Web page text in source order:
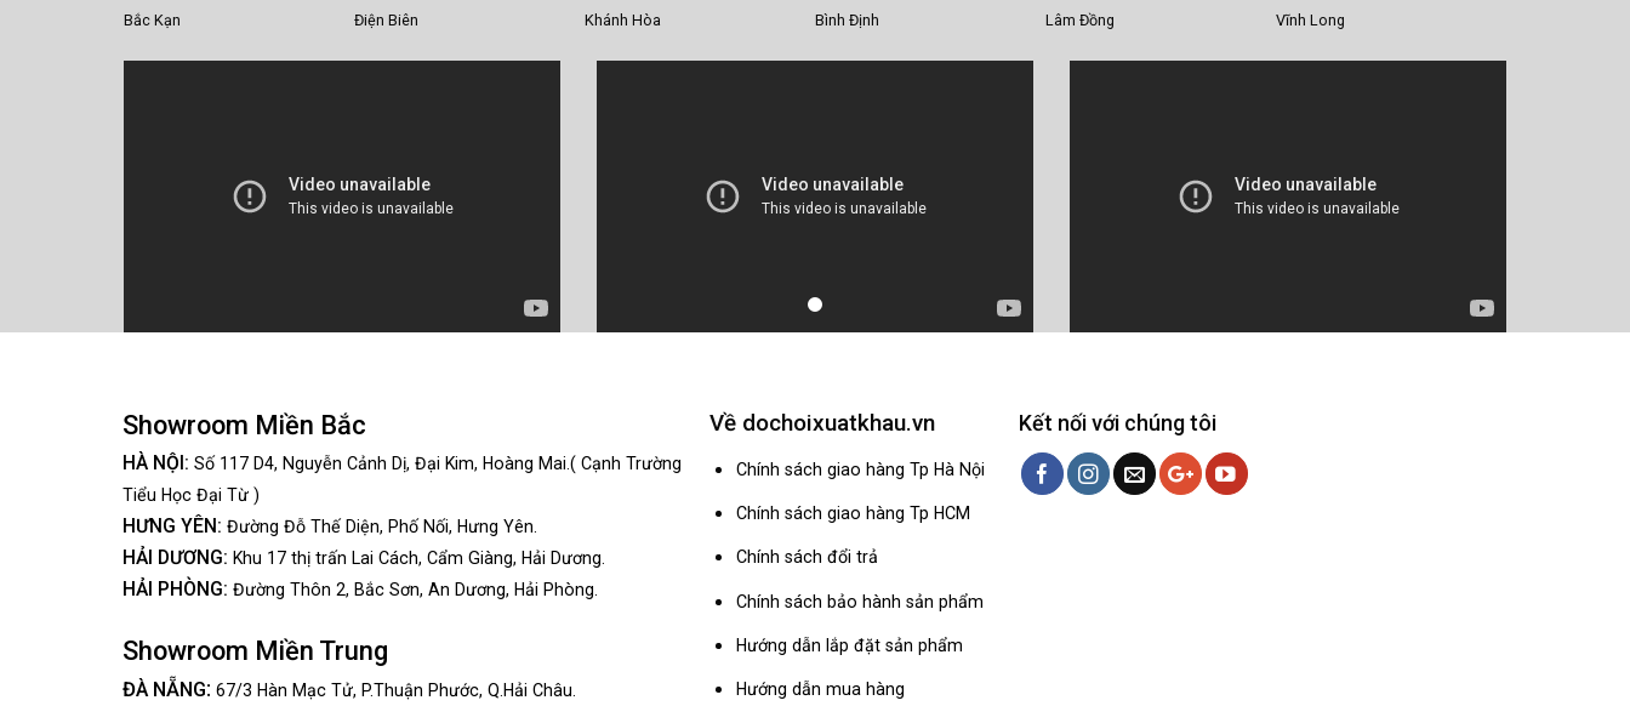
Bắc Kạn
Điện Biên
Khánh Hòa
Bình Định
Lâm Đồng
Vĩnh Long
Showroom Miền Bắc
HÀ NỘI: Số 117 D4, Nguyễn Cảnh Dị, Đại Kim, Hoàng Mai.( Cạnh Trường
Tiểu Học Đại Từ )
HƯNG YÊN: Đường Đỗ Thế Diện, Phố Nối, Hưng Yên.
HẢI DƯƠNG: Khu 17 thị trấn Lai Cách, Cẩm Giàng, Hải Dương.
HẢI PHÒNG: Đường Thôn 2, Bắc Sơn, An Dương, Hải Phòng.
Showroom Miền Trung
ĐÀ NẴNG: 67/3 Hàn Mạc Tử, P.Thuận Phước, Q.Hải Châu.
Về dochoixuatkhau.vn
Chính sách giao hàng Tp Hà Nội
Chính sách giao hàng Tp HCM
Chính sách đổi trả
Chính sách bảo hành sản phẩm
Hướng dẫn lắp đặt sản phẩm
Hướng dẫn mua hàng
Kết nối với chúng tôi